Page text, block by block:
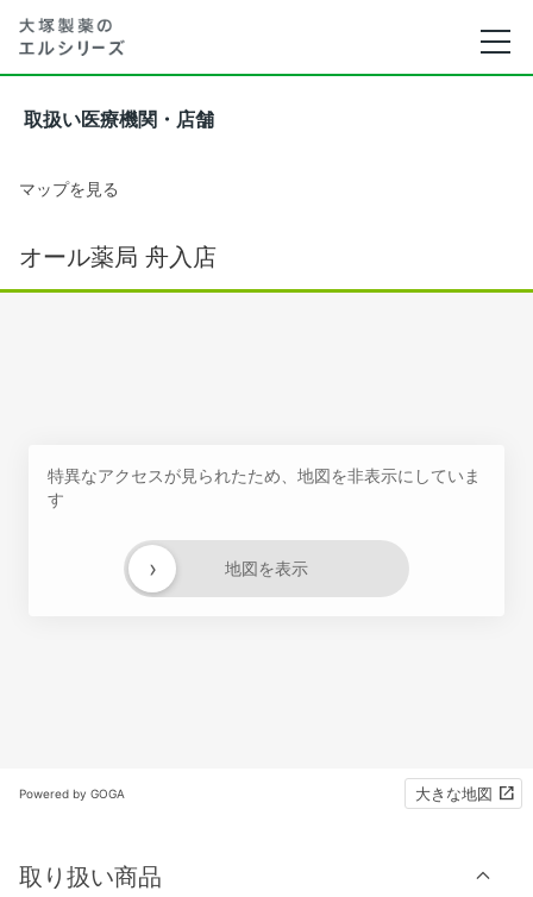
取扱い医療機関・店舗
マップを見る
オール薬局 舟入店
特異なアクセスが見られたため、地図を非表示にしていま
す
地図を表示
›
Powered by GOGA 大きな地図
取り扱い商品